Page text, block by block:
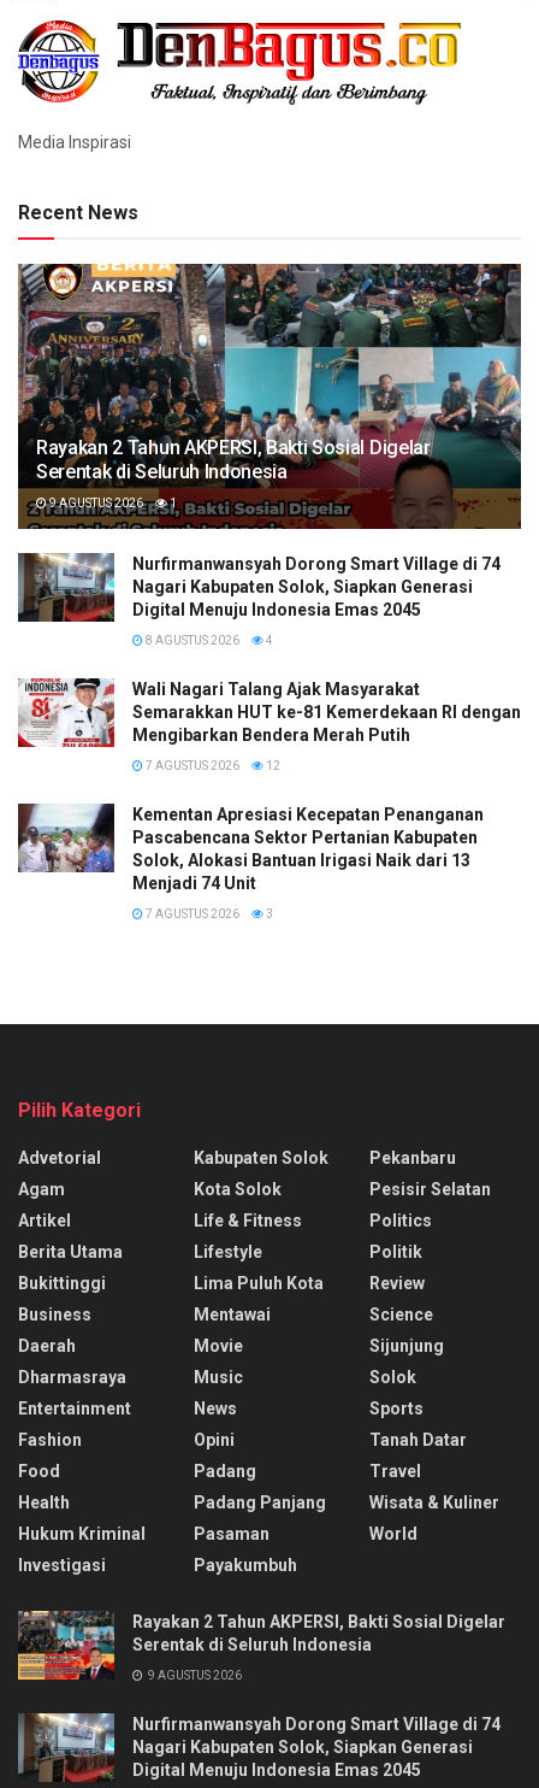
Media Inspirasi
Recent News
Rayakan 2 Tahun AKPERSI, Bakti Sosial Digelar
Serentak di Seluruh Indonesia
9 AGUSTUS 2026 1
Nurfirmanwansyah Dorong Smart Village di 74
Nagari Kabupaten Solok, Siapkan Generasi
Digital Menuju Indonesia Emas 2045
8 AGUSTUS 2026 4
Wali Nagari Talang Ajak Masyarakat
Semarakkan HUT ke-81 Kemerdekaan RI dengan
Mengibarkan Bendera Merah Putih
7 AGUSTUS 2026 12
Kementan Apresiasi Kecepatan Penanganan
Pascabencana Sektor Pertanian Kabupaten
Solok, Alokasi Bantuan Irigasi Naik dari 13
Menjadi 74 Unit
7 AGUSTUS 2026 3
Pilih Kategori
Advetorial
Agam
Artikel
Berita Utama
Bukittinggi
Business
Daerah
Dharmasraya
Entertainment
Fashion
Food
Health
Hukum Kriminal
Investigasi
Kabupaten Solok
Kota Solok
Life & Fitness
Lifestyle
Lima Puluh Kota
Mentawai
Movie
Music
News
Opini
Padang
Padang Panjang
Pasaman
Payakumbuh
Pekanbaru
Pesisir Selatan
Politics
Politik
Review
Science
Sijunjung
Solok
Sports
Tanah Datar
Travel
Wisata & Kuliner
World
Rayakan 2 Tahun AKPERSI, Bakti Sosial Digelar
Serentak di Seluruh Indonesia
9 AGUSTUS 2026
Nurfirmanwansyah Dorong Smart Village di 74
Nagari Kabupaten Solok, Siapkan Generasi
Digital Menuju Indonesia Emas 2045